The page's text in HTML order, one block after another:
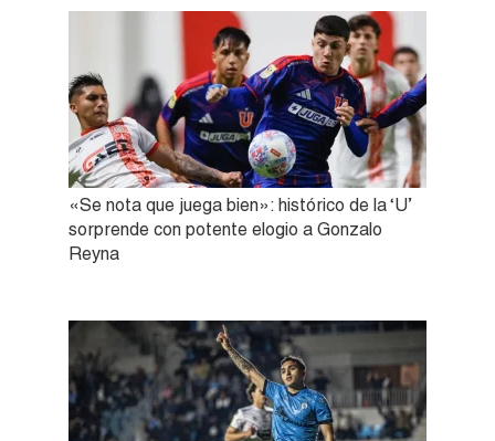
«Se nota que juega bien»: histórico de la ‘U’
sorprende con potente elogio a Gonzalo
Reyna